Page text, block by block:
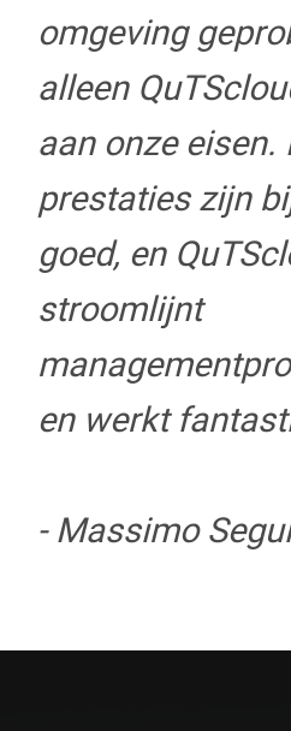
omgeving
alleen
aan onze eisen.
prestaties zijn
goed, en
stroomlijnt
en werkt
- Massimo